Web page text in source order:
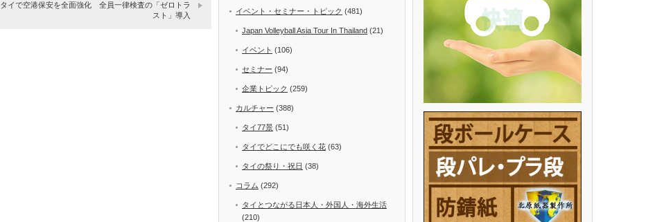
タイで空港保安を全面強化 全員一律検査の「ゼロトラ
スト」導入
イベント・セミナー・トピック (481)
Japan Volleyball Asia Tour In Thailand (21)
イベント (106)
セミナー (94)
企業トピック (259)
カルチャー (388)
タイ77景 (51)
タイでどこにでも咲く花 (63)
タイの祭り・祝日 (38)
コラム (292)
タイとつながる日本人・外国人・海外生活
(210)